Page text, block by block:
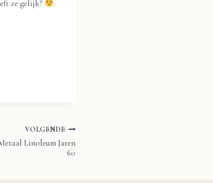
ze gelijk?
VOLGENDE
Linoleum Jaren
60